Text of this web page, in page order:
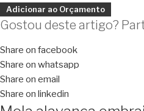
Adicionar ao Orçamento
Gostou deste artigo?
Share on facebook
Share on whatsapp
Share on email
Share on linkedin